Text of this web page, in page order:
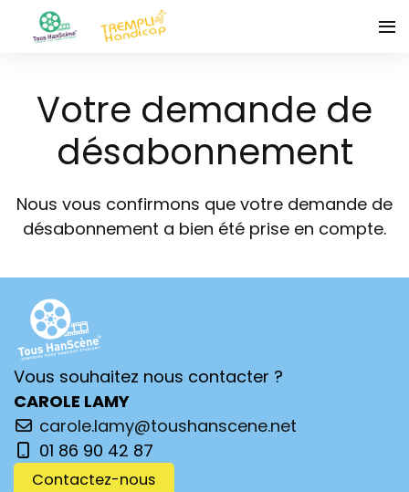
Votre demande de
désabonnement
Nous vous confirmons que votre demande de
désabonnement a bien été prise en compte.
Vous souhaitez nous contacter ?
CAROLE LAMY
carole.lamy@toushanscene.net
01 86 90 42 87
Contactez-nous